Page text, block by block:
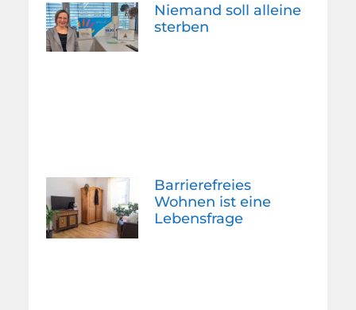
Niemand soll alleine
sterben
Barrierefreies
Wohnen ist eine
Lebensfrage